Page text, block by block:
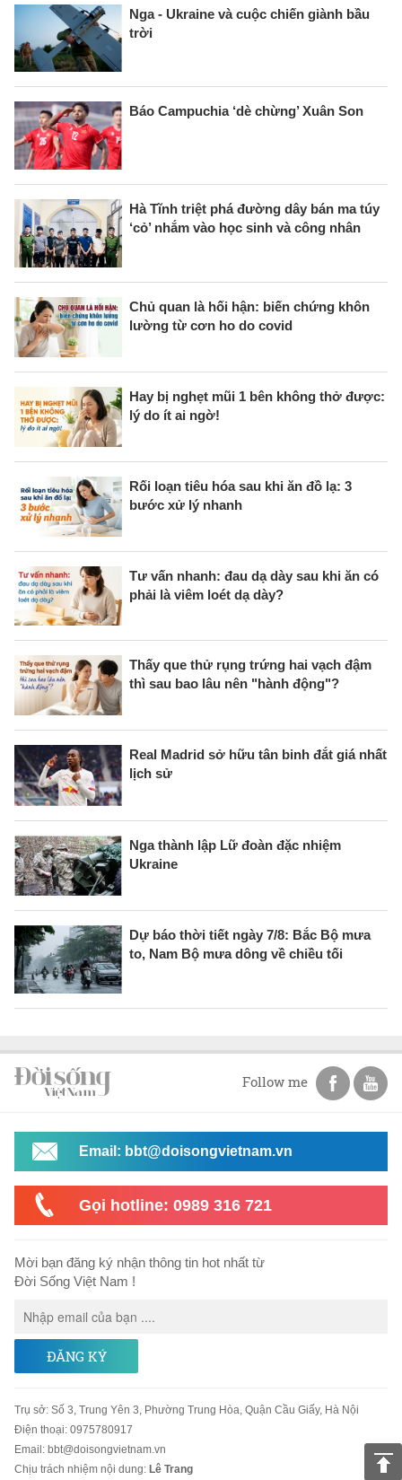
Nga - Ukraine và cuộc chiến giành bầu
trời
Báo Campuchia ‘dè chừng’ Xuân Son
Hà Tĩnh triệt phá đường dây bán ma túy
‘cỏ’ nhắm vào học sinh và công nhân
Chủ quan là hối hận: biến chứng khôn
lường từ cơn ho do covid
Hay bị nghẹt mũi 1 bên không thở được:
lý do ít ai ngờ!
Rối loạn tiêu hóa sau khi ăn đồ lạ: 3
bước xử lý nhanh
Tư vấn nhanh: đau dạ dày sau khi ăn có
phải là viêm loét dạ dày?
Thấy que thử rụng trứng hai vạch đậm
thì sau bao lâu nên "hành động"?
Real Madrid sở hữu tân binh đắt giá nhất
lịch sử
Nga thành lập Lữ đoàn đặc nhiệm
Ukraine
Dự báo thời tiết ngày 7/8: Bắc Bộ mưa
to, Nam Bộ mưa dông về chiều tối
Follow me
Email: bbt@doisongvietnam.vn
Gọi hotline: 0989 316 721
Mời bạn đăng ký nhận thông tin hot nhất từ
Đời Sống Việt Nam !
ĐĂNG KÝ
Trụ sở: Số 3, Trung Yên 3, Phường Trung Hòa, Quận Cầu Giấy, Hà Nội
Điện thoại: 0975780917
Email : bbt@doisongvietnam.vn
Chịu trách nhiệm nội dung: Lê Trang